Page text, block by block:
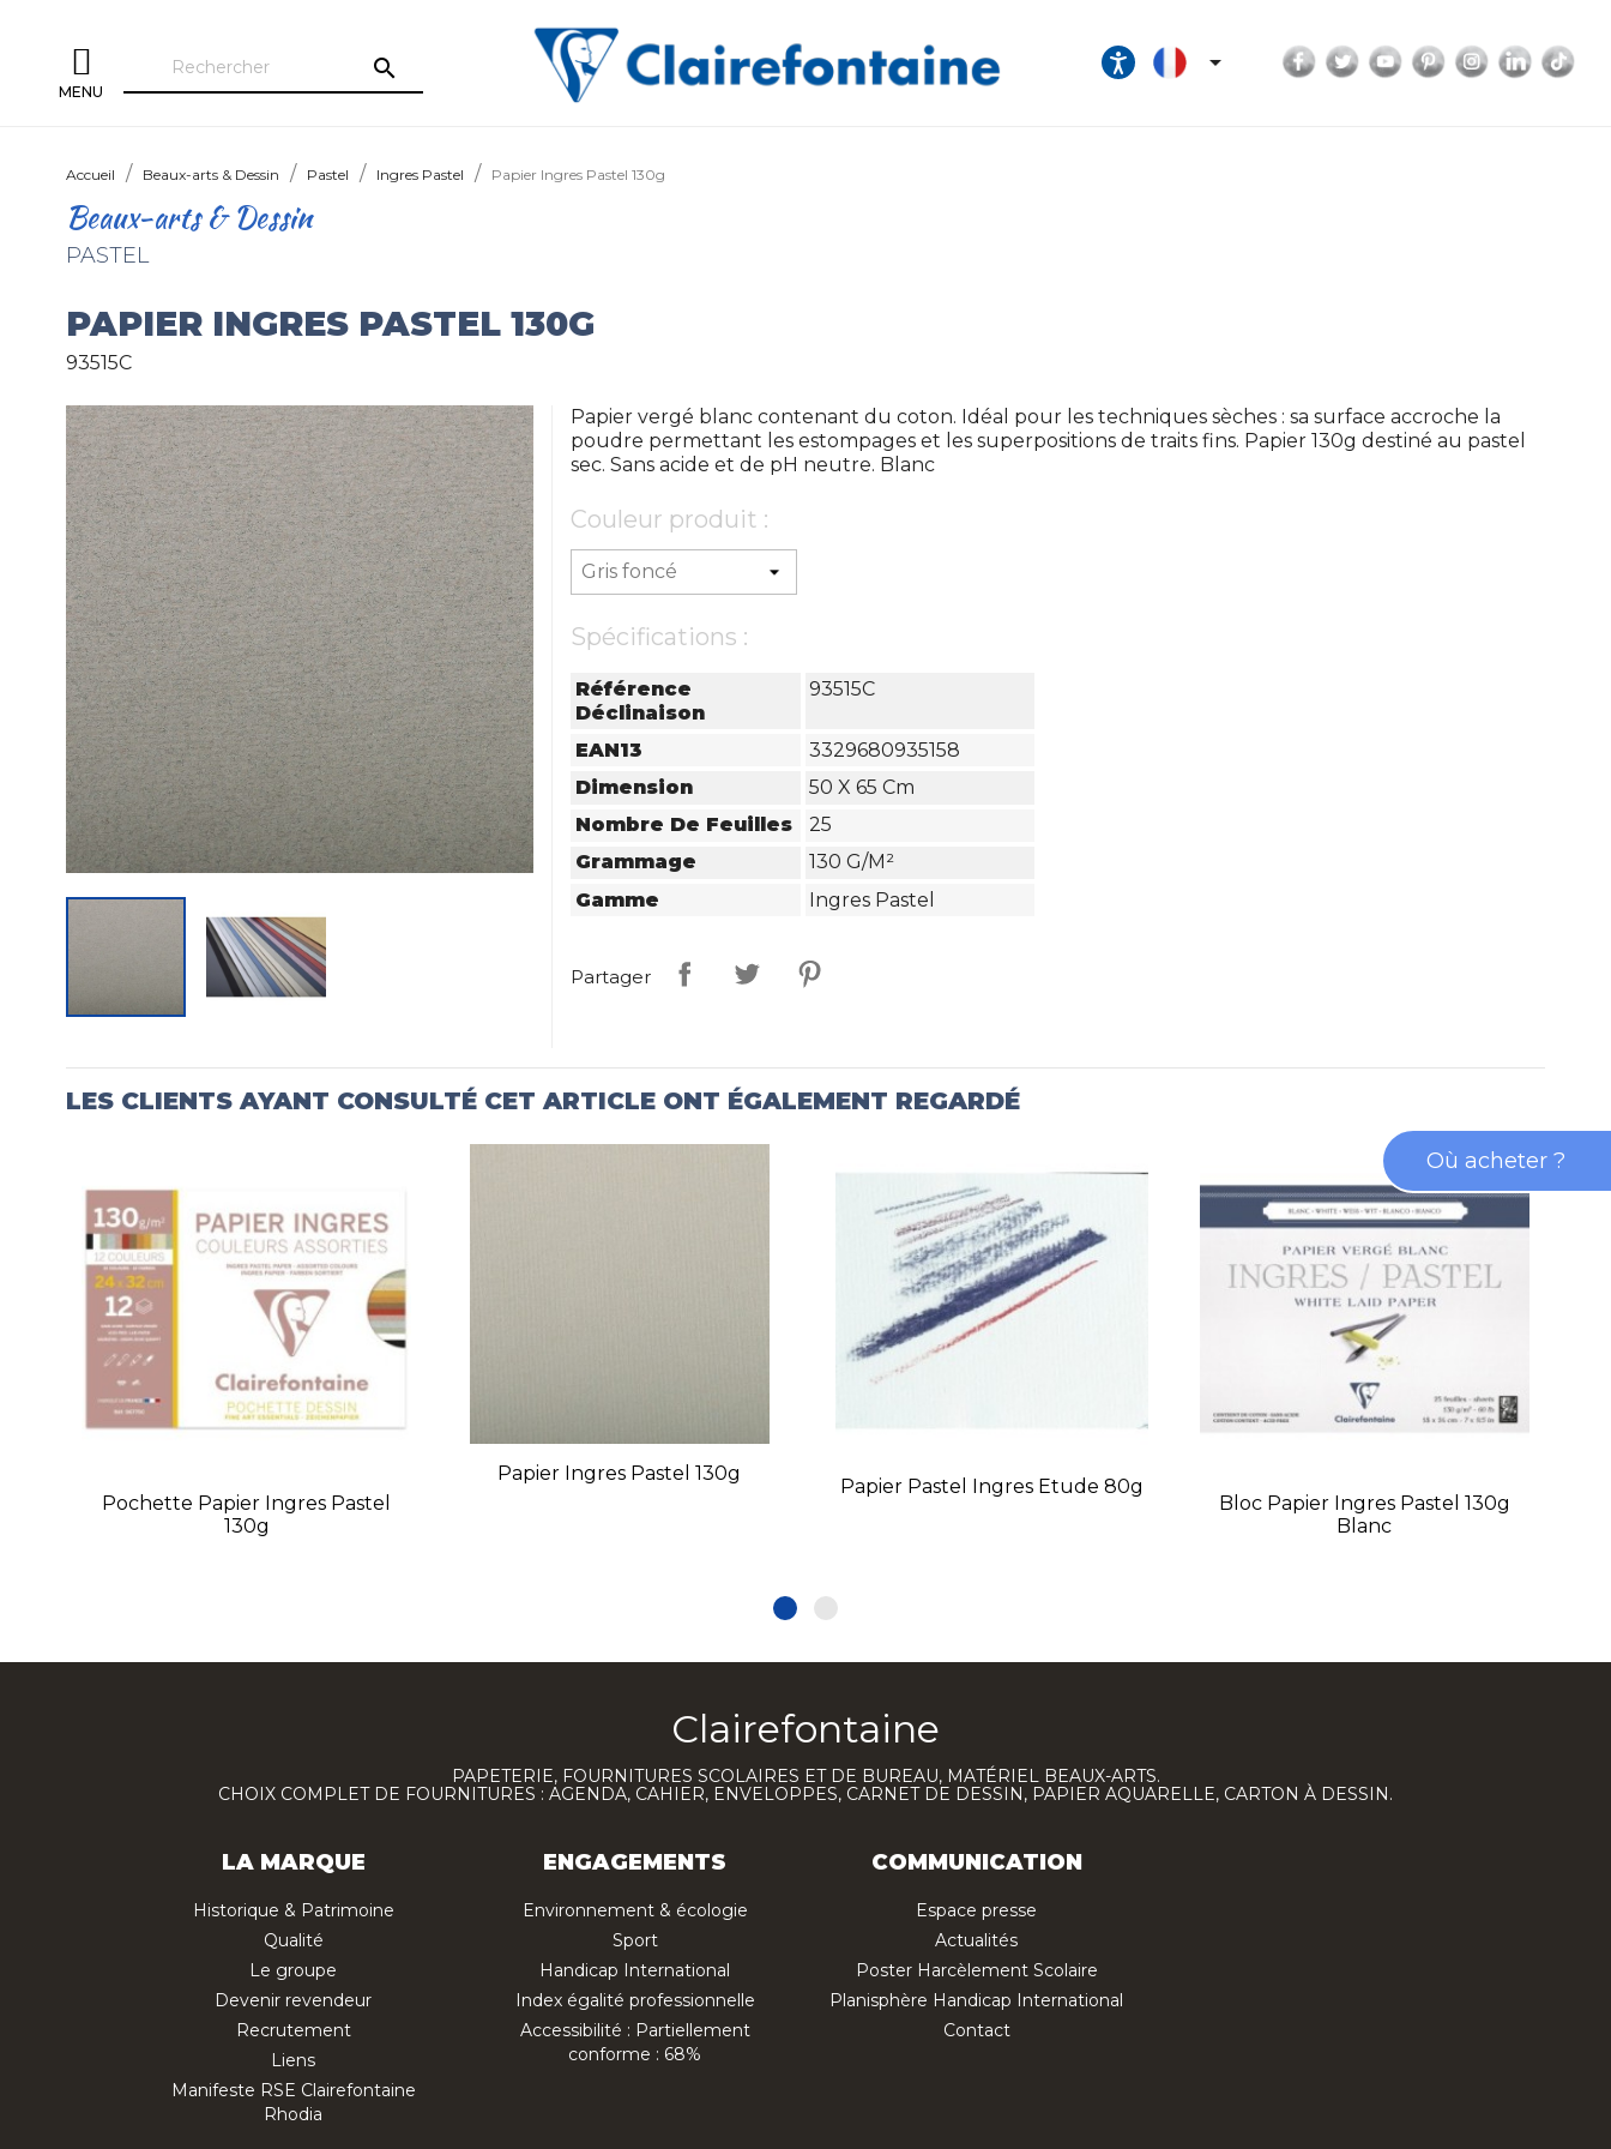
MENU
search  Facebook
TwitterYouTubePinterestInstagram
Accueil Beaux-arts & Dessin Pastel Ingres Pastel Papier Ingres Pastel 130g
Beaux-arts & Dessin
PASTEL
PAPIER INGRES PASTEL 130G
93515C
Papier vergé blanc contenant du coton. Idéal pour les techniques sèches : sa surface accroche la
poudre permettant les estompages et les superpositions de traits fins. Papier 130g destiné au pastel
sec. Sans acide et de pH neutre. Blanc
Couleur produit :
Spécifications :
Référence
Déclinaison
93515C
EAN13
3329680935158
Dimension
50 X 65 Cm
Nombre De Feuilles
25
Grammage
130 G/m²
Gamme
Ingres Pastel
Partager
LES CLIENTS AYANT CONSULTÉ CET ARTICLE ONT ÉGALEMENT REGARDÉ
Pochette Papier Ingres Pastel
130g
Papier Ingres Pastel 130g
Papier Pastel Ingres Etude 80g
Bloc Papier Ingres Pastel 130g
Blanc
Clairefontaine
PAPETERIE, FOURNITURES SCOLAIRES ET DE BUREAU, MATÉRIEL BEAUX-ARTS.
CHOIX COMPLET DE FOURNITURES : AGENDA, CAHIER, ENVELOPPES, CARNET DE DESSIN, PAPIER AQUARELLE, CARTON À DESSIN.
LA MARQUE
Historique & Patrimoine
Qualité
Le groupe
Devenir revendeur
Recrutement
Liens
Manifeste RSE Clairefontaine
Rhodia
ENGAGEMENTS
Environnement & écologie
Sport
Handicap International
Index égalité professionnelle
Accessibilité : Partiellement
conforme : 68%
COMMUNICATION
Espace presse
Actualités
Poster Harcèlement Scolaire
Planisphère Handicap International
Contact
Où acheter ?